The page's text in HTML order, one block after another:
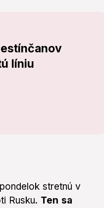
líniu
stretnú v
Rusku. Ten sa